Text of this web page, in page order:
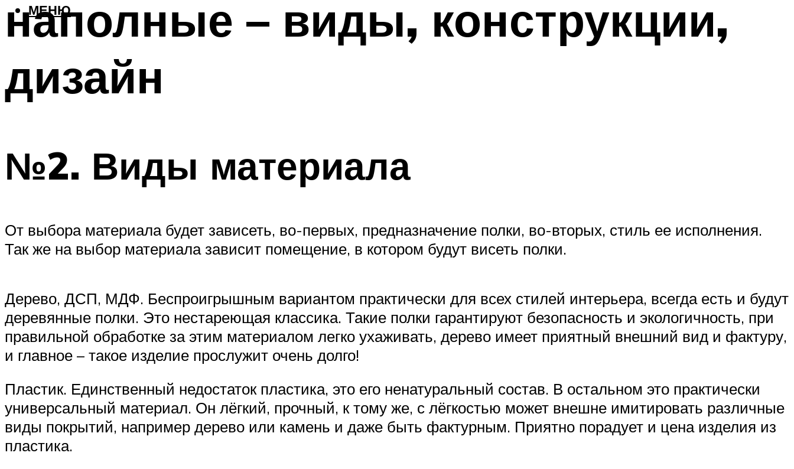
МЕНЮ
наполные – виды, конструкции,
дизайн
№2. Виды материала
От выбора материала будет зависеть, во-первых, предназначение полки, во-вторых, стиль ее исполнения.
Так же на выбор материала зависит помещение, в котором будут висеть полки.
Дерево, ДСП, МДФ. Беспроигрышным вариантом практически для всех стилей интерьера, всегда есть и будут
деревянные полки. Это нестареющая классика. Такие полки гарантируют безопасность и экологичность, при
правильной обработке за этим материалом легко ухаживать, дерево имеет приятный внешний вид и фактуру,
и главное – такое изделие прослужит очень долго!
Пластик. Единственный недостаток пластика, это его ненатуральный состав. В остальном это практически
универсальный материал. Он лёгкий, прочный, к тому же, с лёгкостью может внешне имитировать различные
виды покрытий, например дерево или камень и даже быть фактурным. Приятно порадует и цена изделия из
пластика.